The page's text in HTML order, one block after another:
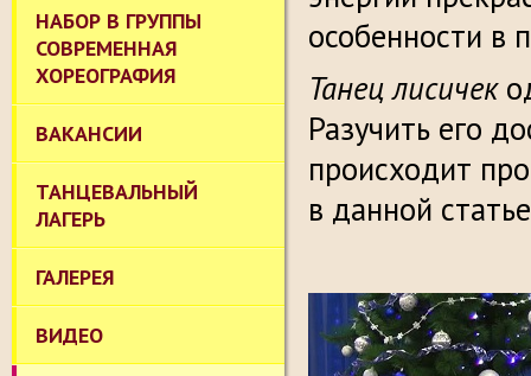
НАБОР В ГРУППЫ
СОВРЕМЕННАЯ
ХОРЕОГРАФИЯ
ВАКАНСИИ
ТАНЦЕВАЛЬНЫЙ
ЛАГЕРЬ
ГАЛЕРЕЯ
ВИДЕО
особенности в
Танец лисичек
Разучить его
происходит
в данной